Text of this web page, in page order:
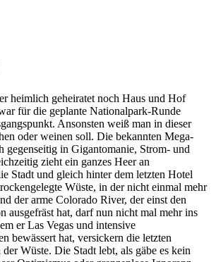
heimlich geheiratet noch Haus und Hof
für die geplante Nationalpark-Runde
Ansonsten weiß man in dieser
oder weinen soll. Die bekannten Mega-
gegenseitig in Gigantomanie, Strom- und
zieht ein ganzes Heer an
Stadt und gleich hinter dem letzten Hotel
Wüste, in der nicht einmal mehr
der arme Colorado River, der einst den
ausgefräst hat, darf nun nicht mal mehr ins
er Las Vegas und intensive
bewässert hat, versickern die letzten
Wüste. Die Stadt lebt, als gäbe es kein